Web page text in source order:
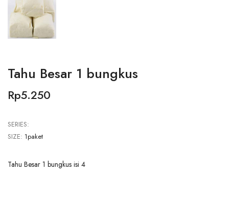
Tahu Besar 1 bungkus
Rp5.250
SERIES:
SIZE: 1paket
Tahu Besar 1 bungkus isi 4